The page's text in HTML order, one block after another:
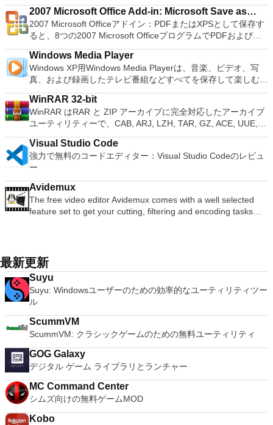
ア語、マレーシア語、セシュティナ、ダンスク、ドイツ語、英
語、スペイン語、フランス語、フルバツキー、イタリア語、ラ
トヴィエシュ、リエトゥビウ、マジャール、オランダ、ノルス
ク、ポルスキ、ポルトガル、ポルトガル、スロヴェンスキー、
スロベンツキー、スロヴェンスキーSrpski、Suomi、
Svenska、Türkçe。
presentations creator. Spreadsheets Powerful tool for data
processing and analysis. 100% compatible with MS Office
document file types (.docx, .pptx, .xlsx, etc.). Thousands of
support (iOS and Android). WPS Cloud Storage included.
Although it is a free suite, WPS Office 2016 Free comes with
many innovative features, including a useful a paragraph
adjustment tool int he Writer program. It has an Office to PDF
converter, automatic spell checking and word count features.
It also has some neat tools such as the Watermark in
document, and converting PowerPoint to Word document
support. Overall, WPS Office 2016 Free is a good alternative
to Microsoft's offering. The Writer program is a versatile word
processor; the Presentation program is an easy to use and
multimedia presentations; and the Spreadsheets program is
both a flexible and a powerful spreadsheet application.
ハードドライブからISOイメージとして実行することもできま
す。 主な機能は次のとおりです。 Savestates：ボタンを1つ
押すだけで、ゲームの現在の「状態」を保存できます。 無制
限のメモリーカード：好きなだけメモリーカードを保存でき、
8MBから64MBまでの単一の物理カードに制限されなくなりま
した。 高解像度グラフィックス：PCSX2を使用すると、
1080pまたは4K HDでゲームをプレイできます。 全体とし
ゲームを高い精度でエミュレートでき、Windowsとエミュレ
ーターを切り替えることができます。欠点は、高速ゲームに苦
労し、時々フリーズまたはクラッシュすることです。* PCSX2
を使用するには、コンソールから抽出できるPlaystation 2
BIOSが必要です。
使用が簡単です。制御したいデバイスでインストーラーを実行
し、指示に従ってください。オプションで、Windowsでのリ
モート展開に使用可能なMSIがあります。デスクトッププラッ
トフォームにVNC Viewerをインストールする権限がない場合
は、スタンドアロンオプションを選択する必要があります。
主な機能は次のとおりです。 クラウドサービスを介してVNC
Connectを実行しているコンピューターに接続します。 Apple
Screen Sharing（ARD）などのサードパーティ製のVNC互換
ソフトウェアを実行しているコンピューターに直接接続しま
す。 各デバイスでVNC Viewerにサインインして、すべてのデ
バイス間の接続をバックアップおよび同期します。 仮想キー
の高度なキーが含まれています。 Bluetoothキーボードのサポ
ート。 VNC Connectサブスクリプションには、無料、有料、
試用の3つのバージョンがあります。 制御する必要のあるマシ
ンごとに、RealVNCのWebサイトにアクセスして、各コンピ
ューターにVNC Connectをダウンロードするだけです。次
に、RealVNCアカウントの資格情報を使用して、ローカルマ
シンでVNC Viewerにサインインします。そこから、コンピュ
ューターへのログインに使用するのと同じユーザー名とパスワ
ードを入力するだけです。 WIN 7,8,8.1,10をサポートしま
す。 VNC ViewerのMacバージョンをお探しですか？ここから
ダウンロード
ツ、さらにはYouTubeやVimeoにとっても、PowerDVD18は重
要なエンターテイメントの仲間です。 Ultra HD HDR TVとサ
ラウンドサウンドシステムの可能性を解き放ち、360°ビデオ
の増え続けるコレクションへのアクセスで仮想世界に没頭する
か、PCまたはラップトップでの比類のない再生サポートと独
自の強化により、どこにいても簡単にリラックスできます。
新機能は次のとおりです。 4K DHR向けに最適化 Ultra HD
Blu-ray、4K、HEVC / H.265およびHDR10コンテンツをサポー
ト全画面モードで21：9モニターで2.35：1の映画を見る常時
オンのミニビューでYouTubeライブを見る YouTubeおよび
Vimeoで4K HDRおよび360ビデオを再生 VRエクスペリエンス
の向上：Microsoft Mixed Realityヘッドセット、HTC、VIVE、
およびOculus Riftをサポート Fire TVとキャストのサポート
注：これは商用トライアルです。
2007 Microsoft Office Add-in: Microsoft Save as
PDF or XPS
2007 Microsoft Officeアドイン：PDFまたはXPSとして保存す
ると、8つの2007 Microsoft OfficeプログラムでPDFおよび
XPS形式にエクスポートして保存できます。このツールを使用
すると、これらのプログラムのサブセットでPDF形式および
XPS形式の電子メール添付ファイルとして送信することもでき
ます（特定の機能はプログラムによって異なります）。 この
ダウンロードは、次のOfficeプログラムで動作します。
Microsoft Office Access 2007。 Microsoft Office Excel 2007。
Microsoft Office InfoPath 2007。 Microsoft Office OneNote
2007。 Microsoft Office PowerPoint 2007。 Microsoft Office
Publisher 2007。 Microsoft Office Visio 2007。 Microsoft
Office Word 2007。 2007 Microsoft Officeプログラムのこの
Microsoft Save as PDFまたはXPSアドインは、2007 Microsoft
Office systemソフトウェアのライセンス条項の対象となりま
す。 システム要件：サポートされているオペレーティングシ
ステム。 Windows Server 2003、Windows Vista、Windows
Windows Media Player
Windows XP用Windows Media Playerは、音楽、ビデオ、写
真、および録画したテレビ番組などすべてを保存して楽しむ最
適な機能を搭載しています。 再生、表示、外出先で楽しむた
めのポータブル デバイスとの同期、さらには家中のデバイス
との共有も、すべて1か所で行えます。 シンプルなデザイン -
まったく新しい外観でデジタル エンターテイメントを楽しめ
ます。 大好きな音楽をより多く - デジタル音楽体験がさらに
楽しくなります。 エンターテイメントをすべて1つの場所に -
音楽、ビデオ、写真、録画したテレビ番組をすべて保存して楽
写真にアクセスできます。
WinRAR 32-bit
WinRAR はRAR と ZIP アーカイブに完全対応したアーカイブ
ユーティリティーで、CAB, ARJ, LZH, TAR, GZ, ACE, UUE,
BZ2, JAR, ISO, 7Z, Z のアーカイブを解凍する事ができます。
他のソフトに比べ小容量のアーカイブを作成するので、これに
よりディスクスペースを確保する事ができ、送信コストの削減
にもなります。 WinRAR はマウスやメニュー、コマンドライ
ンインターフェースを利用した対話型グラフィックインターフ
ェースを提供します。WinRAR は単純な質問応答のプロセス
で基本的なアーカイブ機能に即時アクセスできる特別
な"Wizard"モードを採用することにより、他のアーカイブソフ
でのファイルやアーカイブに対応します。WinRARでは自己解
凍アーカイブやマルチボリュームアーカイブの作成もでき、リ
カバリー記録とリカバリー容量により物理的に損傷したアーカ
イブまで再構成することが可能です。
Visual Studio Code
強力で無料のコードエディター：Visual Studio Codeのレビュ
ー
Avidemux
The free video editor Avidemux comes with a well selected
feature set to get your cutting, filtering and encoding tasks
projects and putting them into the job queue. Features: Non-
linear video editing Apply filters and effects Transcode into
various formats Insert or extract audio streams Subtitle
processor Project system Powerful scripting capabilities
Graphical or command line interfaces Video encoders:
MPEG-4 AVC, XviD, MPEG-4 ASP, MPEG-2 Video, MPEG-1
Video, DV, ... Audio encoders: AC-3, AAC, MP3, MP2, Vorbis,
PCM, ... Container: AVI, MPEG-PS/TS, MP4, MKV, FLV, OGM,
...
最新更新
Suyu
Suyu: Windowsユーザーのための効率的なユーティリティツー
ル
ScummVM
ScummVM: クラシックゲームのための無料ユーティリティ
GOG Galaxy
デジタル ゲーム ライブラリとランチャー
MC Command Center
シムズ向けの無料ゲームMOD
Kobo